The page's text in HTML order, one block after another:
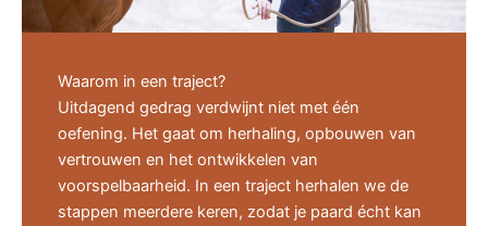
Waarom in een traject?
Uitdagend gedrag verdwijnt niet met één
oefening. Het gaat om herhaling, opbouwen van
vertrouwen en het ontwikkelen van
voorspelbaarheid. In een traject herhalen we de
stappen meerdere keren, zodat je paard écht kan